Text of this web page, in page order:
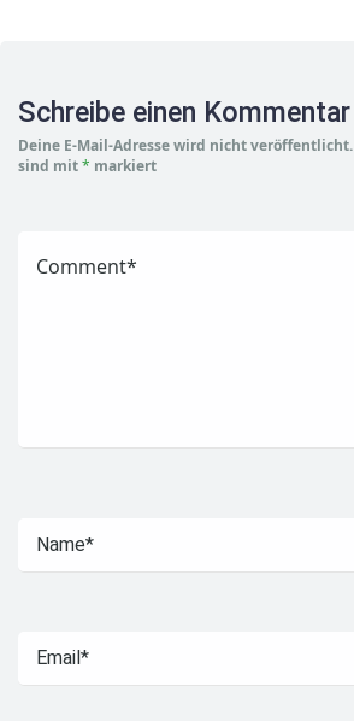
Schreibe einen Kommentar
Deine E-Mail-Adresse wird nicht veröffentlicht.
sind mit* markiert